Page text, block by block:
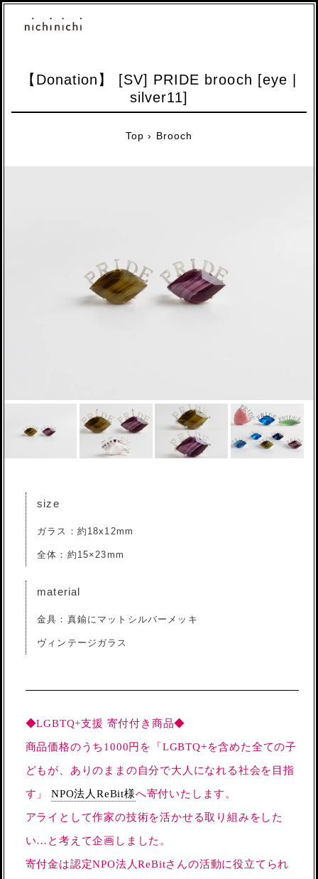
【Donation】 [SV] PRIDE brooch [eye |
silver11]
Top › Brooch
size
ガラス：約18x12mm
全体：約15×23mm
material
金具：真鍮にマットシルバーメッキ
ヴィンテージガラス
◆LGBTQ+支援 寄付付き商品◆
商品価格のうち1000円を「LGBTQ+を含めた全ての子
どもが、ありのままの自分で大人になれる社会を目指
す」NPO法人ReBit様へ寄付いたします。
アライとして作家の技術を活かせる取り組みをした
い…と考えて企画しました。
寄付金は認定NPO法人ReBitさんの活動に役立てられ